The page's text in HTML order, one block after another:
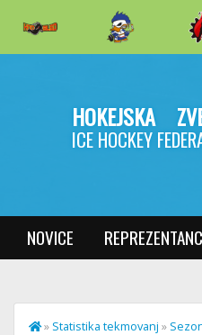
HOKEJSKA
ICE HOCKEY
NOVICE
» Statistika tekmovanj »